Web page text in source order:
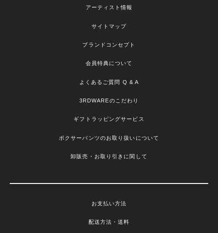
アーティスト情報
サイトマップ
ブランドコンセプト
会員特典について
よくあるご質問 Q & A
3RDWAREのこだわり
ギフトラッピングサービス
ボクサーパンツのお取り扱いについて
卸販売・お取り引きに関して
お支払い方法
配送方法・送料